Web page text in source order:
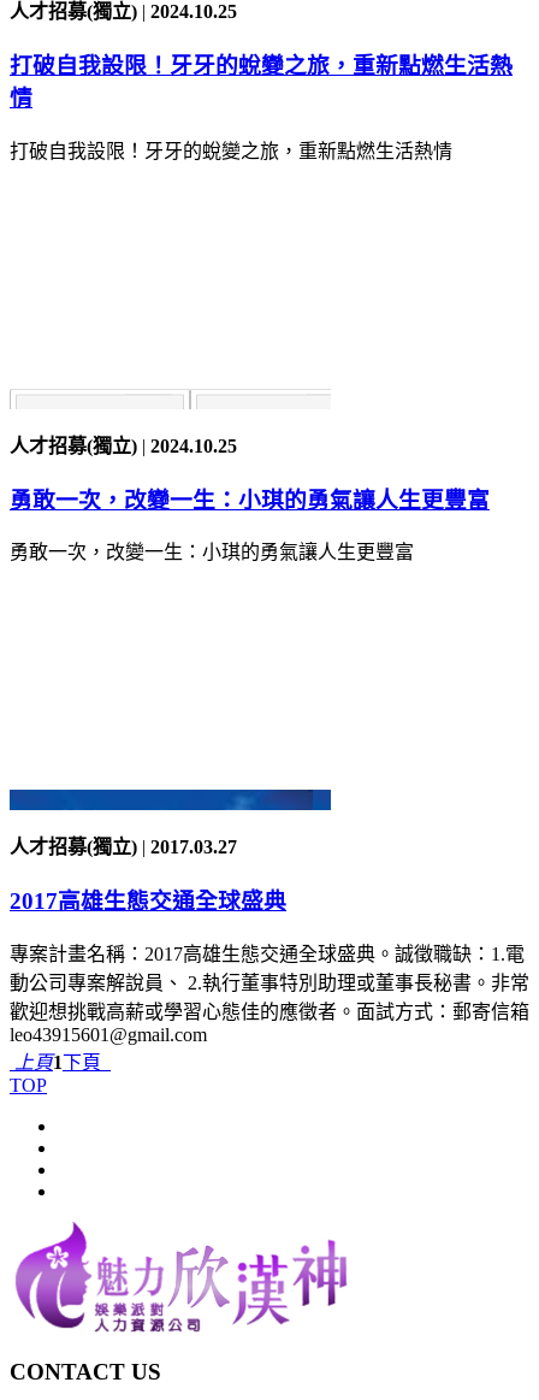
人才招募(獨立) | 2024.10.25
打破自我設限！牙牙的蛻變之旅，重新點燃生活熱
情
打破自我設限！牙牙的蛻變之旅，重新點燃生活熱情
人才招募(獨立) | 2024.10.25
勇敢一次，改變一生：小琪的勇氣讓人生更豐富
勇敢一次，改變一生：小琪的勇氣讓人生更豐富
人才招募(獨立) | 2017.03.27
2017高雄生態交通全球盛典
專案計畫名稱：2017高雄生態交通全球盛典。誠徵職缺：1.電
動公司專案解說員、 2.執行董事特別助理或董事長秘書。非常
歡迎想挑戰高薪或學習心態佳的應徵者。面試方式：郵寄信箱
leo43915601@gmail.com
上頁1下頁
TOP
CONTACT US